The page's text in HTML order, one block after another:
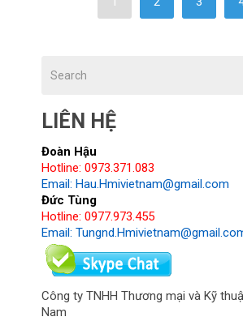
LIÊN HỆ
Đoàn Hậu
Hotline: 0973.371.083
Email: Hau.Hmivietnam@gmail.com
Đức Tùng
Hotline: 0977.973.455
Email:
Công ty TNHH Thương mại và Kỹ
Nam